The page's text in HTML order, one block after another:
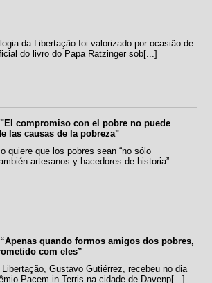
da Libertação foi valorizado por ocasião de
do livro do Papa Ratzinger sob[...]
compromiso con el pobre no puede
las causas de la pobreza"
quiere que los pobres sean “no sólo
artesanos y hacedores de historia”
quando formos amigos dos pobres,
com eles”
Gustavo Gutiérrez, recebeu no dia
Pacem in Terris na cidade de Davenp[...]